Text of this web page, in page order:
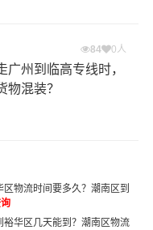
84 0人
州到临高专线时，
物混装？
物流时间要多久？ 潮南区到
华区几天能到？ 潮南区物流